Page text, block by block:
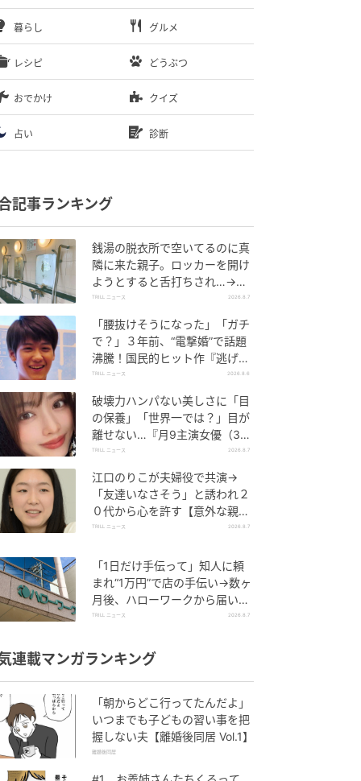
暮らし グルメ
レシピ どうぶつ
おでかけ クイズ
占い 診断
記事ランキング
銭湯の脱衣所で空いてるのに真
隣に来た親子。ロッカーを開け
ようとすると舌打ちされ…→直
後、娘の放った“純粋な一言”に
TRILL ニュース 2026.8.7
「腰抜けそうになった」「ガチ
で？」３年前、“電撃婚”で話題
沸騰！国民的ヒット作『逃げ
恥』で異彩放った【国宝級イケ
TRILL ニュース 2026.8.6
破壊力ハンパない美しさに「目
の保養」「世界一では？」目が
離せない…『月9主演女優（34
歳）』“極上”美ショットがすご
TRILL ニュース 2026.8.7
江口のりこが夫婦役で共演→
「友達いなさそう」と誘われ２
０代から心を許す【意外な親友
芸人】とは？
TRILL ニュース 2026.8.7
「1日だけ手伝って」知人に頼
まれ“1万円”で店の手伝い→数ヶ
月後、ハローワークから届いた
電話に50代女性が“青ざめたワ
TRILL ニュース 2026.8.7
連載マンガランキング
「朝からどこ行ってたんだよ」
いつまでも子どもの習い事を把
握しない夫【離婚後同居 Vol.1】
離婚後同居